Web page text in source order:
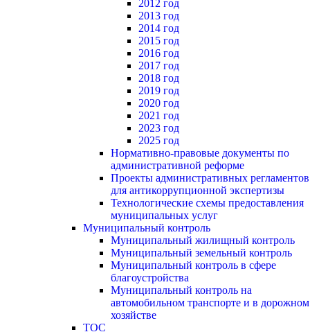
2012 год
2013 год
2014 год
2015 год
2016 год
2017 год
2018 год
2019 год
2020 год
2021 год
2023 год
2025 год
Нормативно-правовые документы по
административной реформе
Проекты административных регламентов
для антикоррупционной экспертизы
Технологические схемы предоставления
муниципальных услуг
Муниципальный контроль
Муниципальный жилищный контроль
Муниципальный земельный контроль
Муниципальный контроль в сфере
благоустройства
Муниципальный контроль на
автомобильном транспорте и в дорожном
хозяйстве
ТОС